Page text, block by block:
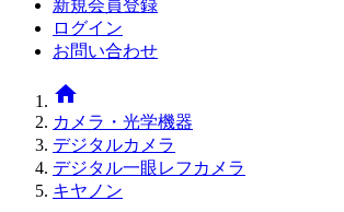
新規会員登録
ログイン
お問い合わせ
home
カメラ・光学機器
デジタルカメラ
デジタル一眼レフカメラ
キヤノン